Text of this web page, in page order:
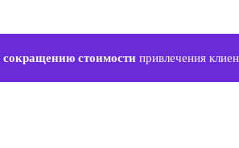
сокращению стоимости привлечения